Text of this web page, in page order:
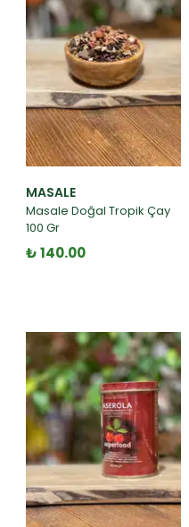
MASALE
Masale Doğal Tropik Çay
100 Gr
₺ 140.00